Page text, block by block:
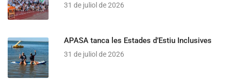
31 de juliol de 2026
APASA tanca les Estades d’Estiu Inclusives
31 de juliol de 2026